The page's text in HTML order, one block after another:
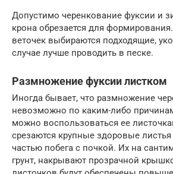
Допустимо черенкование фуксии и
крона обрезается для
веточек выбираются подходящие,
случае лучше проводить в песке.
Размножение фуксии листком
Иногда бывает, что размножение
невозможно по каким-либо
можно воспользоваться ее
срезаются крупные здоровые
частью побега с почкой. Их на
грунт, накрывают прозрачной